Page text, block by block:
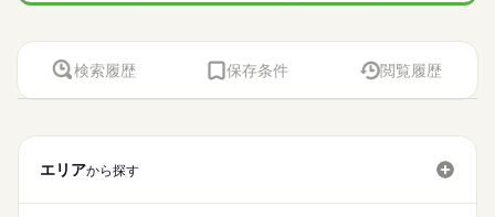
検索履歴 保存条件 閲覧履歴
エリアから探す